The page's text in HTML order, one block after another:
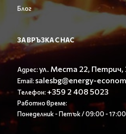
Блог
ЗА ВРЪЗКА С НАС
Адрес:ул. Места 22, Петрич,
Email: salesbg@energy-
Телефон: +359 2 408 5023
Работно време:
Понеделник - Петък / 09:00 - 17:00